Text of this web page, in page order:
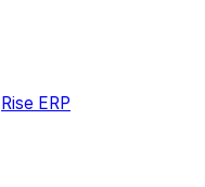
Rise ERP